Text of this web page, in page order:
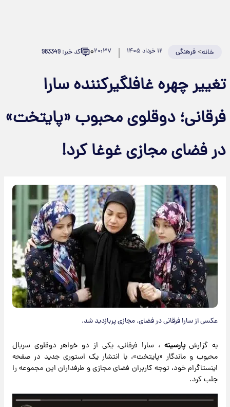
خانه>فرهنگی ۲۰:۳۷۰ کد خبر: 983349
چهره غافلگیرکننده سارا
دوقلوی محبوب «پایتخت»
فضای مجازی غوغا کرد!
عکسی از سارا فرقانی در فضای. مجازی پربازدید شد.
به گزارشپارسینه، سارا فرقانی، یکی از دو خواهر دوقلوی سریال
محبوب و ماندگار «پایتخت»، با انتشار یک استوری جدید در صفحه
اینستاگرام خود، توجه کاربران فضای مجازی و طرفداران این مجموعه را
جلب کرد.